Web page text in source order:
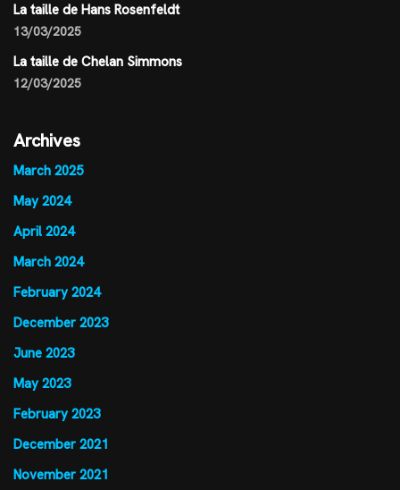
La taille de Hans Rosenfeldt
13/03/2025
La taille de Chelan Simmons
12/03/2025
Archives
March 2025
May 2024
April 2024
March 2024
February 2024
December 2023
June 2023
May 2023
February 2023
December 2021
November 2021